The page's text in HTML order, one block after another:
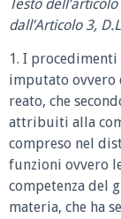
Testo
dall’Articolo 3,
1. I
imputato ovvero
reato, che
attribuiti alla
compreso nel
funzioni ovvero
competenza del
materia, che ha